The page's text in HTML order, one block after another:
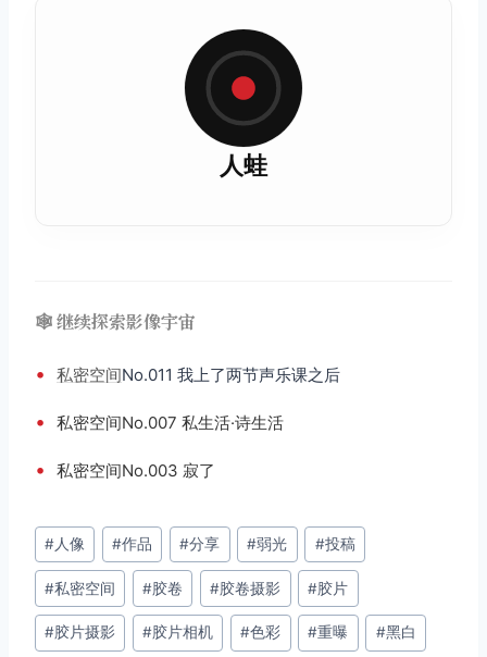
人蛙
🕸️ 继续探索影像宇宙
• 私密空间No.011 我上了两节声乐课之后
• 私密空间No.007 私生活·诗生活
• 私密空间No.003 寂了
文
章
标
签：
#人像 #作品 #分享 #弱光 #投稿
#私密空间 #胶卷 #胶卷摄影 #胶片
#胶片摄影 #胶片相机 #色彩 #重曝 #黑白